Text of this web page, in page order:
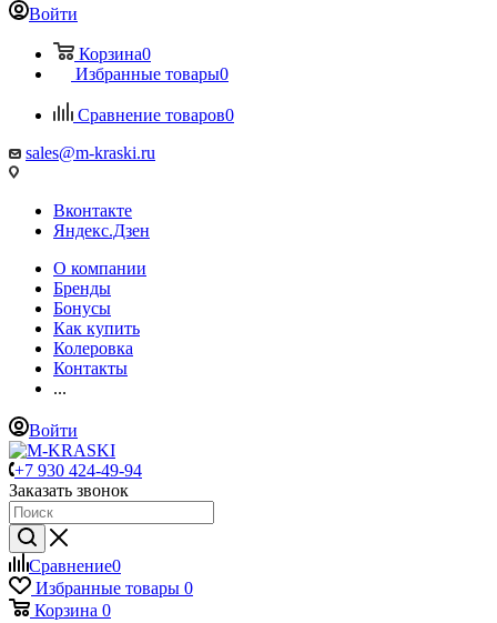
Войти
Корзина0
Избранные товары0
Сравнение товаров0
sales@m-kraski.ru
Вконтакте
Яндекс.Дзен
О компании
Бренды
Бонусы
Как купить
Колеровка
Контакты
...
Войти
+7 930 424-49-94
Заказать звонок
Сравнение0
Избранные товары 0
Корзина 0